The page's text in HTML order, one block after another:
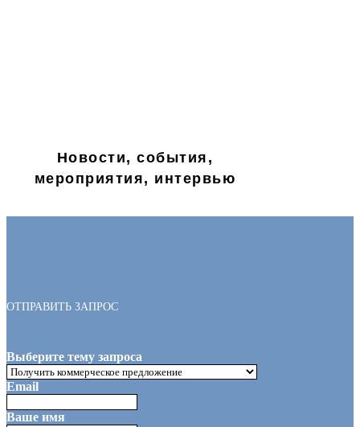
Новости, события,
мероприятия, интервью
ОТПРАВИТЬ ЗАПРОС
Выберите тему запроса
Email
Ваше имя